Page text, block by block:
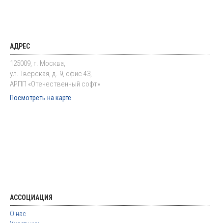
АДРЕС
125009, г. Москва,
ул. Тверская, д. 9, офис 43,
АРПП «Отечественный софт»
Посмотреть на карте
АССОЦИАЦИЯ
О нас